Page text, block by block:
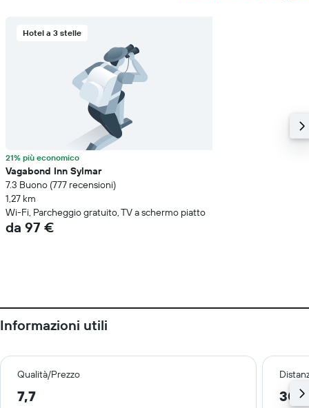
Hotel a 3 stelle
21% più economico
Vagabond Inn Sylmar
7.3 Buono (777 recensioni)
1,27 km
Wi-Fi, Parcheggio gratuito, TV a schermo piatto
da 97 €
Informazioni utili
Qualità/Prezzo
7,7